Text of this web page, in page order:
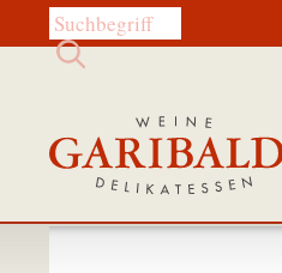
Diese Website durchsuchen: